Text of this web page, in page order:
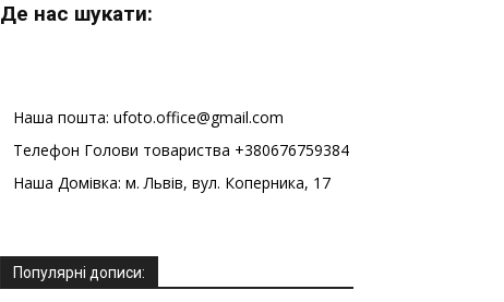
Де нас шукати:
Наша пошта: ufoto.office@gmail.com
Телефон Голови товариства +380676759384
Наша Домівка: м. Львів, вул. Коперника, 17
Популярні дописи: